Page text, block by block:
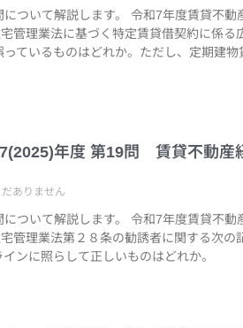
ついて解説します。 令和7年度賃貸不動
管理業法に基づく特定賃貸借契約に係る
ているものはどれか。ただし、定期建物
7(2025)年度 第19問 賃貸不動産
ありません
ついて解説します。 令和7年度賃貸不動
管理業法第２８条の勧誘者に関する次の
ンに照らして正しいものはどれか。